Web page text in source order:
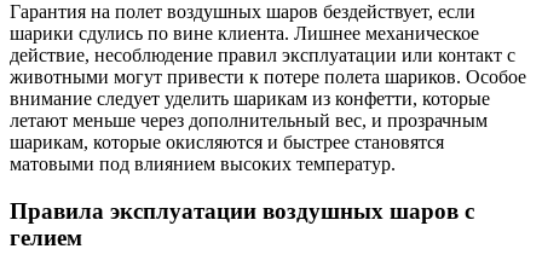
Гарантия на полет воздушных шаров бездействует, если
шарики сдулись по вине клиента. Лишнее механическое
действие, несоблюдение правил эксплуатации или контакт с
животными могут привести к потере полета шариков. Особое
внимание следует уделить шарикам из конфетти, которые
летают меньше через дополнительный вес, и прозрачным
шарикам, которые окисляются и быстрее становятся
матовыми под влиянием высоких температур.
Правила эксплуатации воздушных шаров с
гелием